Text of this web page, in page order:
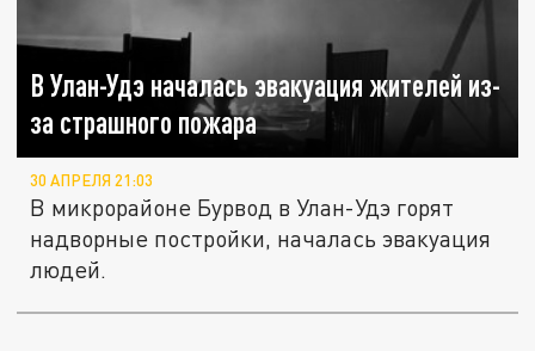
В Улан-Удэ началась эвакуация жителей из-
за страшного пожара
30 АПРЕЛЯ 21:03
В микрорайоне Бурвод в Улан-Удэ горят
надворные постройки, началась эвакуация
людей.